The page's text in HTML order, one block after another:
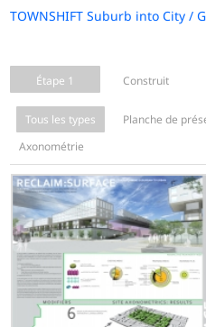
TOWNSHIFT Suburb into City /
Étape 1 Construit
Tous les types Planche de
Axonométrie